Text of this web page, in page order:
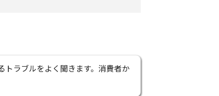
トラブルをよく聞きます。消費者か